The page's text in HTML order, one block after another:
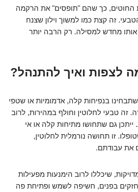
החוטים, כך שהם "תופסים" את הרקמה
זה קצת כמו למשוך וילון שצנח
מחדש למסילה. רק הרבה יותר
בנפיחות קלה, אדמומיות או שטפי
זה טבעי לחלוטין וחולף במהירות, לרוב
גם שתחושו מתיחות קלה או אי
זו תחושה נורמלית לחלוטין,
את עבודתם.
שיכללו לרוב הימנעות מפעילות
חזקים בפנים, חשיפה לשמש ופתיחת פה